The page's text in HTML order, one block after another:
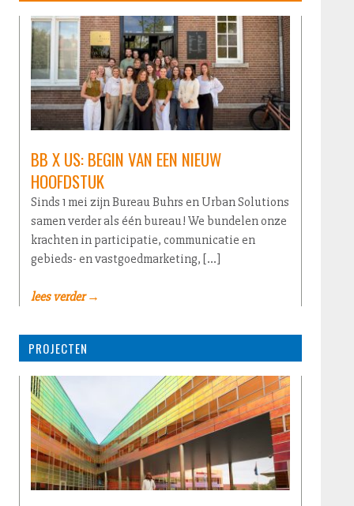
BB X US: BEGIN VAN EEN NIEUW
HOOFDSTUK
Sinds 1 mei zijn Bureau Buhrs en Urban Solutions
samen verder als één bureau! We bundelen onze
krachten in participatie, communicatie en
gebieds- en vastgoedmarketing, […]
lees verder →
PROJECTEN